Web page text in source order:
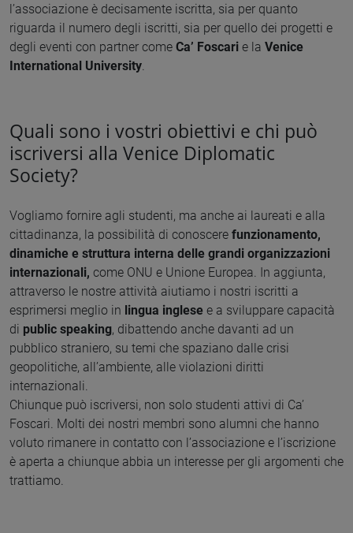
l’associazione è decisamente iscritta, sia per quanto
riguarda il numero degli iscritti, sia per quello dei progetti e
degli eventi con partner come Ca’ Foscari e la Venice
International University.
Quali sono i vostri obiettivi e chi può
iscriversi alla Venice Diplomatic
Society?
Vogliamo fornire agli studenti, ma anche ai laureati e alla
cittadinanza, la possibilità di conoscere funzionamento,
dinamiche e struttura interna delle grandi organizzazioni
internazionali, come ONU e Unione Europea. In aggiunta,
attraverso le nostre attività aiutiamo i nostri iscritti a
esprimersi meglio in lingua inglese e a sviluppare capacità
di public speaking, dibattendo anche davanti ad un
pubblico straniero, su temi che spaziano dalle crisi
geopolitiche, all’ambiente, alle violazioni diritti
internazionali.
Chiunque può iscriversi, non solo studenti attivi di Ca’
Foscari. Molti dei nostri membri sono alumni che hanno
voluto rimanere in contatto con l’associazione e l’iscrizione
è aperta a chiunque abbia un interesse per gli argomenti che
trattiamo.